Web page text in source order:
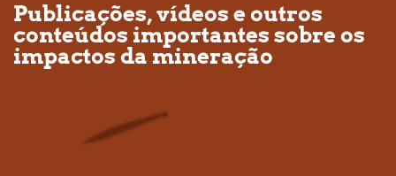
Publicações, vídeos e outros
conteúdos importantes sobre os
impactos da mineração